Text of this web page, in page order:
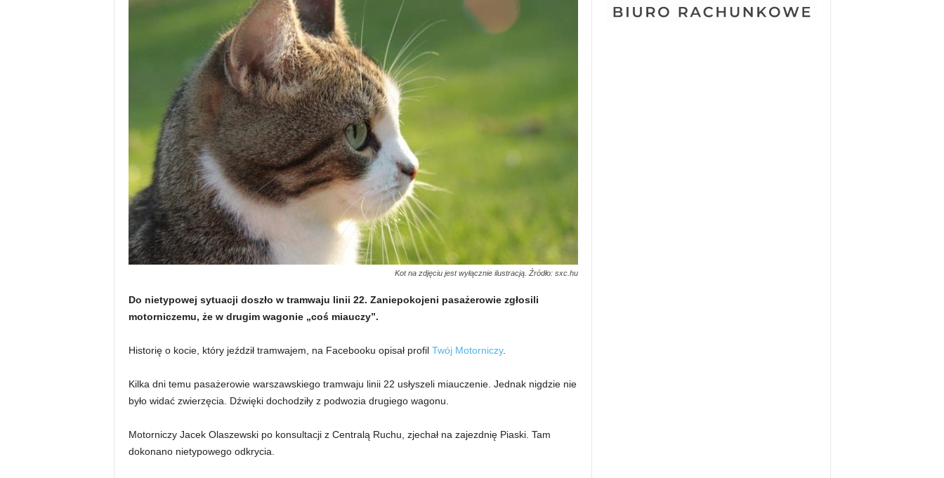
Kot na zdjęciu jest wyłącznie ilustracją. Źródło: sxc.hu
Do nietypowej sytuacji doszło w tramwaju linii 22. Zaniepokojeni pasażerowie zgłosili
motorniczemu, że w drugim wagonie „coś miauczy”.
Historię o kocie, który jeździł tramwajem, na Facebooku opisał profil Twój Motorniczy.
Kilka dni temu pasażerowie warszawskiego tramwaju linii 22 usłyszeli miauczenie. Jednak nigdzie nie
było widać zwierzęcia. Dźwięki dochodziły z podwozia drugiego wagonu.
Motorniczy Jacek Olaszewski po konsultacji z Centralą Ruchu, zjechał na zajezdnię Piaski. Tam
dokonano nietypowego odkrycia.